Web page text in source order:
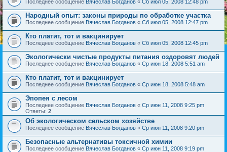
Последнее сообщение Вячеслав Богданов « Сб июл 05, 2008 12:48 pm
Народный опыт: законы природы по обработке участка
Последнее сообщение Вячеслав Богданов « Сб июл 05, 2008 12:47 pm
Кто платит, тот и вакцинирует
Последнее сообщение Вячеслав Богданов « Сб июл 05, 2008 12:45 pm
Экологически чистые продукты питания оздоровят людей
Последнее сообщение Вячеслав Богданов « Ср июн 18, 2008 5:51 am
Кто платит, тот и вакцинирует
Последнее сообщение Вячеслав Богданов « Ср июн 18, 2008 5:48 am
Эпопея с лесом
Последнее сообщение Вячеслав Богданов « Ср июн 11, 2008 9:25 pm
Ответы: 2
Об экологическом сельском хозяйстве
Последнее сообщение Вячеслав Богданов « Ср июн 11, 2008 9:20 pm
Безопасные альтернативы токсичной химии
Последнее сообщение Вячеслав Богданов « Ср июн 11, 2008 9:19 pm